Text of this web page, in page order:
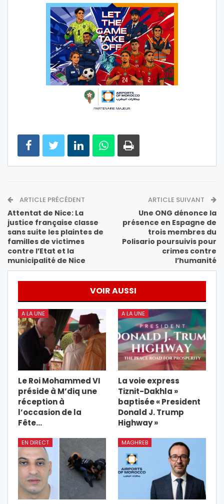
ARTICLE PRÉCÉDENT
Attentat de Nice: La
justice française classe
sans suite les plaintes de
familles de victimes
contre l’Etat et la
municipalité de Nice
ARTICLE SUIVANT
Une ONG dénonce la
présence en Espagne de
trois membres du
Polisario poursuivis pour
crimes contre
l’humanité
VOIR AUSSI
A LA UNE
Le Roi Mohammed VI
préside à M’diq une
réception à
l’occasion de la
Fête…
A LA UNE
La voie express
Tiznit-Dakhla »
baptisée « President
Donald J. Trump
Highway »
EN DIRECT MAGHREB